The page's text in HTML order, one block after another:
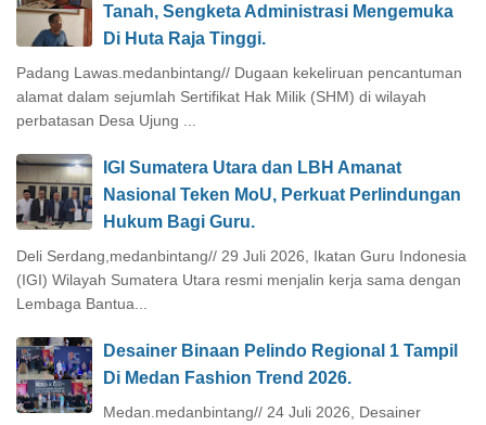
Tanah, Sengketa Administrasi Mengemuka
Di Huta Raja Tinggi.
Padang Lawas.medanbintang// Dugaan kekeliruan pencantuman
alamat dalam sejumlah Sertifikat Hak Milik (SHM) di wilayah
perbatasan Desa Ujung ...
IGI Sumatera Utara dan LBH Amanat
Nasional Teken MoU, Perkuat Perlindungan
Hukum Bagi Guru.
Deli Serdang,medanbintang// 29 Juli 2026, Ikatan Guru Indonesia
(IGI) Wilayah Sumatera Utara resmi menjalin kerja sama dengan
Lembaga Bantua...
Desainer Binaan Pelindo Regional 1 Tampil
Di Medan Fashion Trend 2026.
Medan.medanbintang// 24 Juli 2026, Desainer